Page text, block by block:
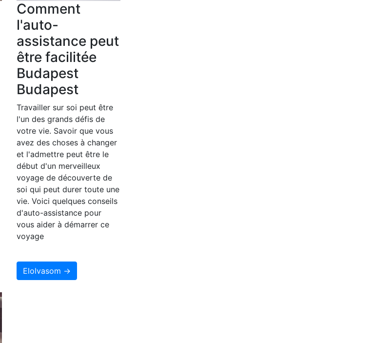
Comment
l'auto-
assistance peut
être facilitée
Budapest
Budapest
Travailler sur soi peut être
l'un des grands défis de
votre vie. Savoir que vous
avez des choses à changer
et l'admettre peut être le
début d'un merveilleux
voyage de découverte de
soi qui peut durer toute une
vie. Voici quelques conseils
d'auto-assistance pour
vous aider à démarrer ce
voyage
Elolvasom →